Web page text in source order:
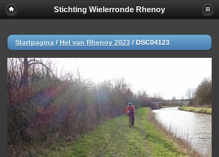
Stichting Wielerronde Rhenoy
Startpagina / Hel van Rhenoy 2023 / DSC04123